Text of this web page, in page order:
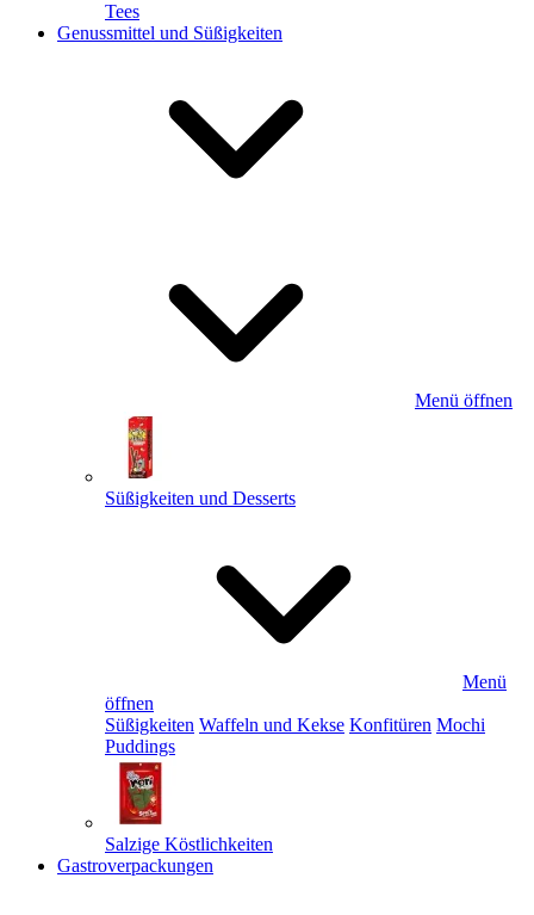
Tees
Genussmittel und Süßigkeiten
Menü öffnen
Süßigkeiten und Desserts
Menü
öffnen
Süßigkeiten Waffeln und Kekse Konfitüren Mochi
Puddings
Salzige Köstlichkeiten
Gastroverpackungen